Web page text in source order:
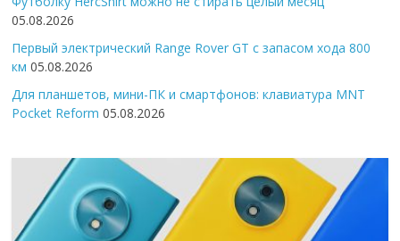
05.08.2026
Первый электрический Range Rover GT с запасом хода 800
км 05.08.2026
Для планшетов, мини-ПК и смартфонов: клавиатура MNT
Pocket Reform 05.08.2026